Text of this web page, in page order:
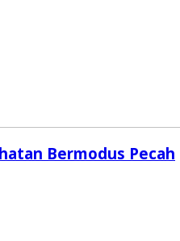
Bermodus Pecah